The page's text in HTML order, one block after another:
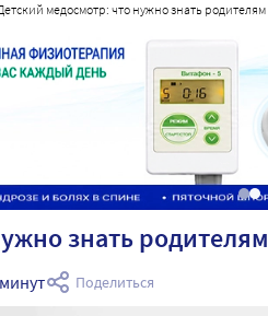
детский медосмотр: что нужно знать родителям
знать родителям
Поделиться